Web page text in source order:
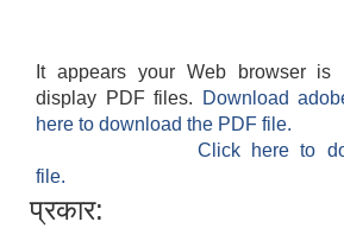
It appears your Web browser is
display PDF files.
Download
here to download the PDF file.
Click here to
file.
प्रकार: